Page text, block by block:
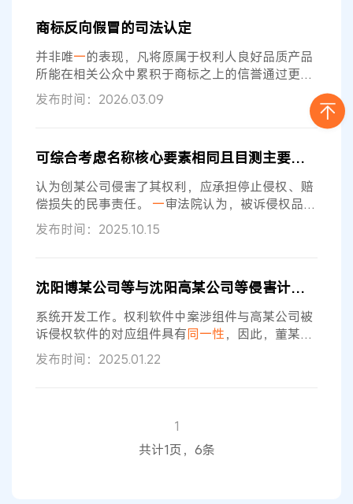
行为因申请人操作流程不规范，有时面临双重法律
风险：
方面，易与他人在先取得的商标专用权产
生冲突；另一方面，由同一申请主体引发的商标
商标反向假冒的司法认定
并非唯一的表现，凡将原属于权利人良好品质产品
所能在相关公众中累积于商标之上的信誉通过更换
标识而转化为行为人商业经营活动的助力，均属投
入市场。反向假冒行为，损害了商标功能的正常发
情[1] 上海伟匠公司获准注册“伟匠”等三件商标，核
定使用商品类别均为第7类机器人、清洗设备等。
吉林伟匠公司系上海伟匠公司的全资
发布时间：2026.03.09
可综合考虑名称核心要素相同且目测主要性状高度相似等认定品种的
认为创某公司侵害了其权利，应承担停止侵权、赔
偿损失的民事责任。 一审法院认为，被诉侵权品种
与涉案授权品种均为蝴蝶兰，被诉侵权品种所使用
的名称为“紫水晶”，与授权品种名称“钜宝紫水晶”近
进行了初步举证。综合分析，被诉侵权的“紫水晶”
蝴蝶兰植株为授权品种“钜宝紫水晶”的可能性 较
大，达到了高度盖然性的证明标准，故推定被
发布时间：2025.10.15
沈阳博某公司等与沈阳高某公司等侵害计算机软件著作权纠纷案二审判决书
系统开发工作。权利软件中案涉组件与高某公司被
诉侵权软件的对应组件具有同一性，因此，董某、
高某公司侵害了权利软件的著作权，应当承担损害
赔偿责任。张某系高某公司、熹某公司的实际控制
应当承担共同侵权责任。（二）博某方拥有技术秘
签订了保密协议，对信息系统设置了登录认证功
发布时间：2025.01.22
1
共计1页，6条